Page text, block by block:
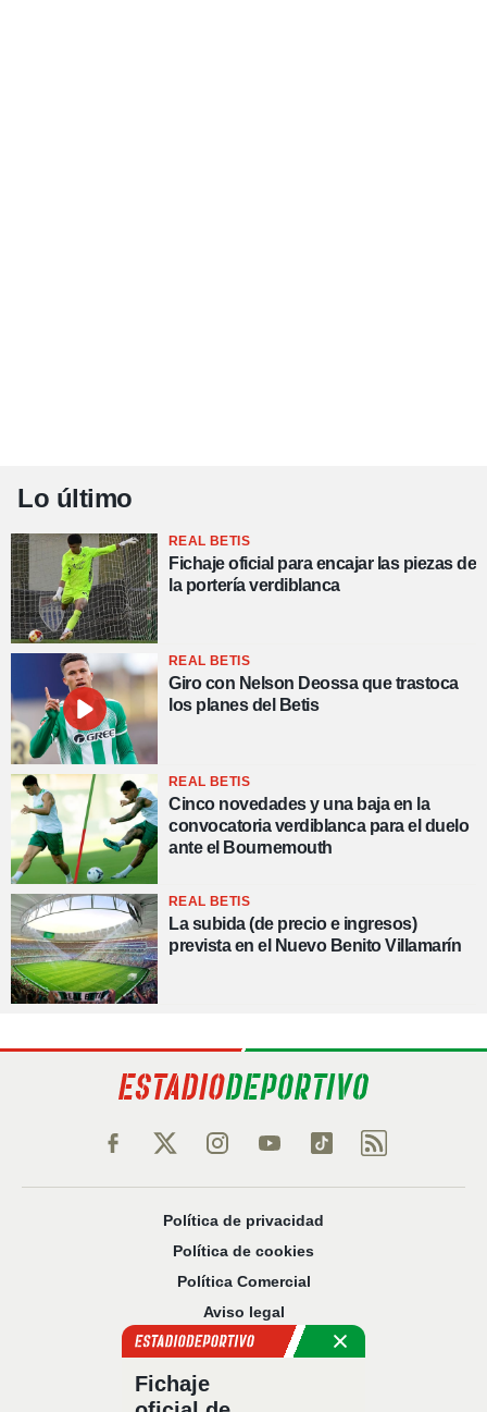
Lo último
REAL BETIS
Fichaje oficial para encajar las piezas de
la portería verdiblanca
REAL BETIS
Giro con Nelson Deossa que trastoca
los planes del Betis
REAL BETIS
Cinco novedades y una baja en la
convocatoria verdiblanca para el duelo
ante el Bournemouth
REAL BETIS
La subida (de precio e ingresos)
prevista en el Nuevo Benito Villamarín
Política de privacidad
Política de cookies
Política Comercial
Aviso legal
Configuración de privacidad
Sobre nosotros
Código Ético
Fichaje